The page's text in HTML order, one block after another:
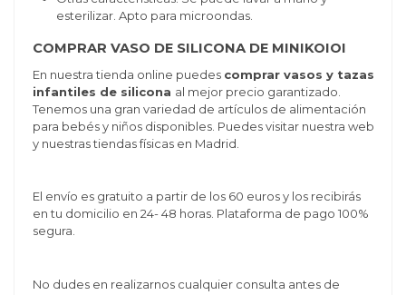
esterilizar. Apto para microondas.
COMPRAR VASO DE SILICONA DE MINIKOIOI
En nuestra tienda online puedes comprar vasos y tazas
infantiles de silicona al mejor precio garantizado.
Tenemos una gran variedad de artículos de alimentación
para bebés y niños disponibles. Puedes visitar nuestra web
y nuestras tiendas físicas en Madrid.
El envío es gratuito a partir de los 60 euros y los recibirás
en tu domicilio en 24- 48 horas. Plataforma de pago 100%
segura.
No dudes en realizarnos cualquier consulta antes de